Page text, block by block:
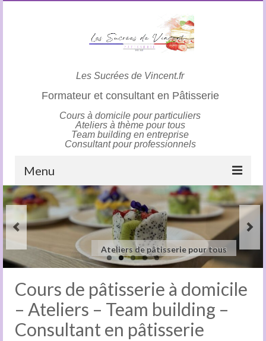
Les Sucrées de Vincent.fr
Formateur et consultant en Pâtisserie
Cours à domicile pour particuliers
Ateliers à thème pour tous
Team building en entreprise
Consultant pour professionnels
Menu
Accueil
Cours à domicile
Ateliers
Consultant
Vanille
Ateliers de pâtisserie pour tous
Team building Pâtisserie
Consultance en pâtisserie pour professionnels
Importation de Vanille de Madagascar, Mexique,
Tahiti
Cours de pâtisserie à domicile
– Ateliers – Team building –
Consultant en pâtisserie